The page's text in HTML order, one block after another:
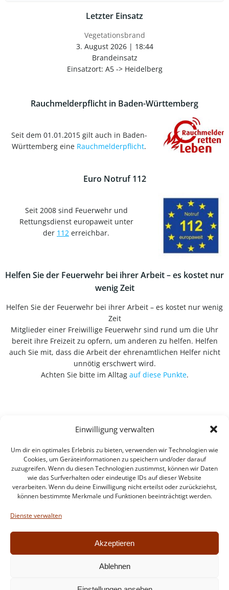
Einwilligung verwalten
Um dir ein optimales Erlebnis zu bieten, verwenden wir Technologien wie
Cookies, um Geräteinformationen zu speichern und/oder darauf
zuzugreifen. Wenn du diesen Technologien zustimmst, können wir Daten
wie das Surfverhalten oder eindeutige IDs auf dieser Website
verarbeiten. Wenn du deine Einwilligung nicht erteilst oder zurückziehst,
können bestimmte Merkmale und Funktionen beeinträchtigt werden.
Dienste verwalten
Akzeptieren
Ablehnen
Letzter Einsatz
Vegetationsbrand
3. August 2026| 18:44
Brandeinsatz
Einsatzort: A5 -> Heidelberg
Rauchmelderpflicht in Baden-Württemberg
Seit dem 01.01.2015 gilt auch in Baden-
Württemberg eine Rauchmelderpflicht.
Euro Notruf 112
Seit 2008 sind Feuerwehr und
Rettungsdienst europaweit unter
der 112 erreichbar.
Helfen Sie der Feuerwehr bei ihrer Arbeit – es kostet nur
wenig Zeit
Helfen Sie der Feuerwehr bei ihrer Arbeit – es kostet nur wenig
Zeit
Mitglieder einer Freiwillige Feuerwehr sind rund um die Uhr
bereit ihre Freizeit zu opfern, um anderen zu helfen. Helfen
auch Sie mit, dass die Arbeit der ehrenamtlichen Helfer nicht
unnötig erschwert wird.
Achten Sie bitte im Alltag auf diese Punkte.
Intern
© 2026 Feuerwehr Walldorf. Created for free using